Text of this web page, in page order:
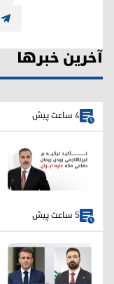
آخرین خبرها
4 ساعت پیش
5 ساعت پیش